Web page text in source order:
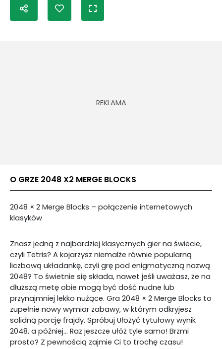
O GRZE 2048 X2 MERGE BLOCKS
2048 × 2 Merge Blocks – połączenie internetowych
klasyków
Znasz jedną z najbardziej klasycznych gier na świecie,
czyli Tetris? A kojarzysz niemalże równie popularną
liczbową układankę, czyli grę pod enigmatyczną nazwą
2048? To świetnie się składa, nawet jeśli uważasz, że na
dłuższą metę obie mogą być dość nudne lub
przynajmniej lekko nużące. Gra 2048 × 2 Merge Blocks to
zupełnie nowy wymiar zabawy, w którym odkryjesz
solidną porcję frajdy. Spróbuj Ułożyć tytułowy wynik
2048, a później… Raz jeszcze ułóż tyle samo! Brzmi
prosto? Z pewnością zajmie Ci to trochę czasu!